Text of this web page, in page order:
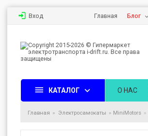
Вход Главная Блог
КАТАЛОГ О НАС
Главная Электросамокаты MiniMotors